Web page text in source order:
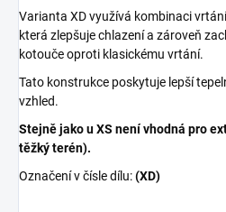
Varianta XD využívá kombinaci
která zlepšuje chlazení a zároveň
kotouče oproti klasickému vrtání.
Tato konstrukce poskytuje lepší
vzhled.
Stejně jako u XS není vhodná pro
těžký terén).
Označení v čísle dílu:(XD)